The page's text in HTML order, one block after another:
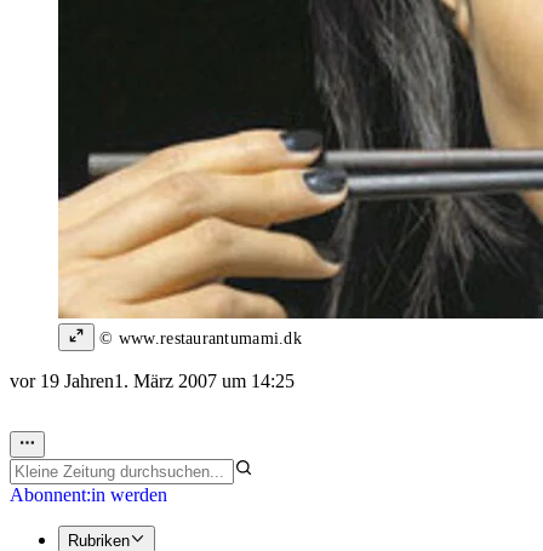
© www.restaurantumami.dk
vor 19 Jahren1. März 2007 um 14:25
Abonnent:in werden
Rubriken